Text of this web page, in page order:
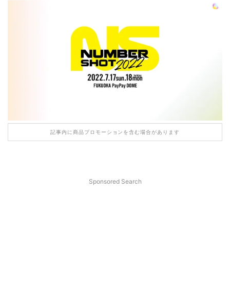
記事内に商品プロモーションを含む場合があります
Sponsored Search